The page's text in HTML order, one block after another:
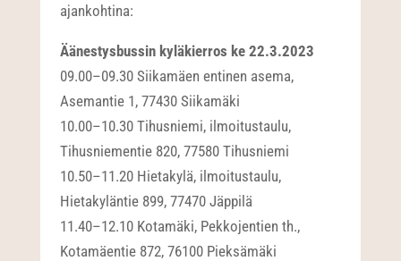
ajankohtina:
Äänestysbussin kyläkierros ke 22.3.2023
09.00–09.30 Siikamäen entinen asema,
Asemantie 1, 77430 Siikamäki
10.00–10.30 Tihusniemi, ilmoitustaulu,
Tihusniementie 820, 77580 Tihusniemi
10.50–11.20 Hietakylä, ilmoitustaulu,
Hietakyläntie 899, 77470 Jäppilä
11.40–12.10 Kotamäki, Pekkojentien th.,
Kotamäentie 872, 76100 Pieksämäki